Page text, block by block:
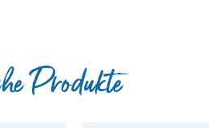
Produkte